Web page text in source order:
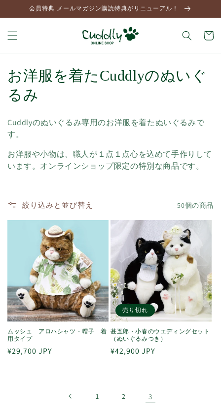
ンツに
進む
会員特典 メールマガジン購読特典がリニューアル！
ー
コ
レ
シ
ョ
ン
お洋服を着たCuddlyのぬいぐ
るみ
Cuddlyのぬいぐるみ専用のお洋服を着たぬいぐるみで
す。
お洋服や小物は、職人が１点１点心を込めて手作りして
います。オンラインショップ限定の特別な商品です。
絞り込みと並び替え 50個の商品
ムッシュ アロハシャツ・帽子 着
用タイプ
通
¥29,700 JPY
売り切れ
甚五郎・小春のウエディングセット
（ぬいぐるみつき）
通
¥42,900 JPY
1 2 3